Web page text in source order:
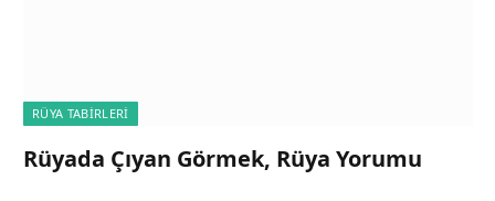
RÜYA TABIRLERI
Rüyada Çıyan Görmek, Rüya Yorumu